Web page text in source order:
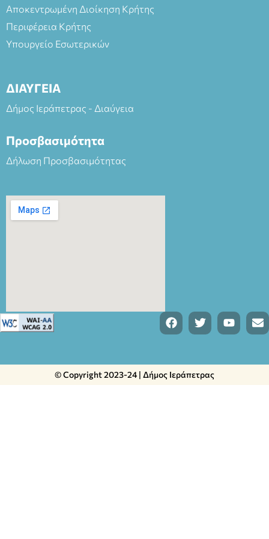
Αποκεντρωμένη Διοίκηση Κρήτης
Περιφέρεια Κρήτης
Υπουργείο Εσωτερικών
ΔΙΑΥΓΕΙΑ
Δήμος Ιεράπετρας - Διαύγεια
Προσβασιμότητα
Δήλωση Προσβασιμότητας
© Copyright 2023-24 | Δήμος Ιεράπετρας